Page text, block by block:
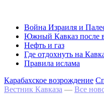
Война Израиля и
Южный Кавказ после
Нефть и газ
Где отдохнуть на
Правила ислама
Карабахское возрождение
Вестник Кавказа — Все